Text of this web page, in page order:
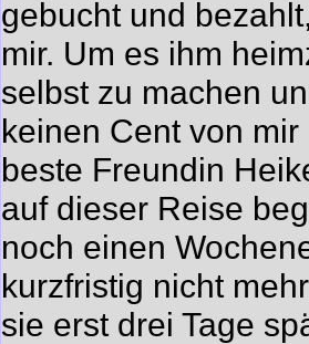
gebucht und
mir. Um es ihm
selbst zu machen
keinen Cent von
beste Freundin
auf dieser Reise
noch einen
kurzfristig nicht
sie erst drei Tage